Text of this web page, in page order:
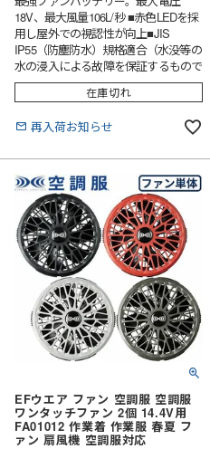
18V、最大風量106L/秒 ■赤色LEDを採
用し屋外での視認性が向上■JIS
IP55（防塵防水）規格適合（水没等の
水の浸入による故障を保証するもので
はありません）■9段階のバッテリー
残量表示機能付在庫切れ
再入荷お知らせ
EFウエア ファン 空調服 空調服
ワンタッチファン 2個 14.4V用
FA01012 作業着 作業服 春夏 フ
ァン 扇風機 空調服対応